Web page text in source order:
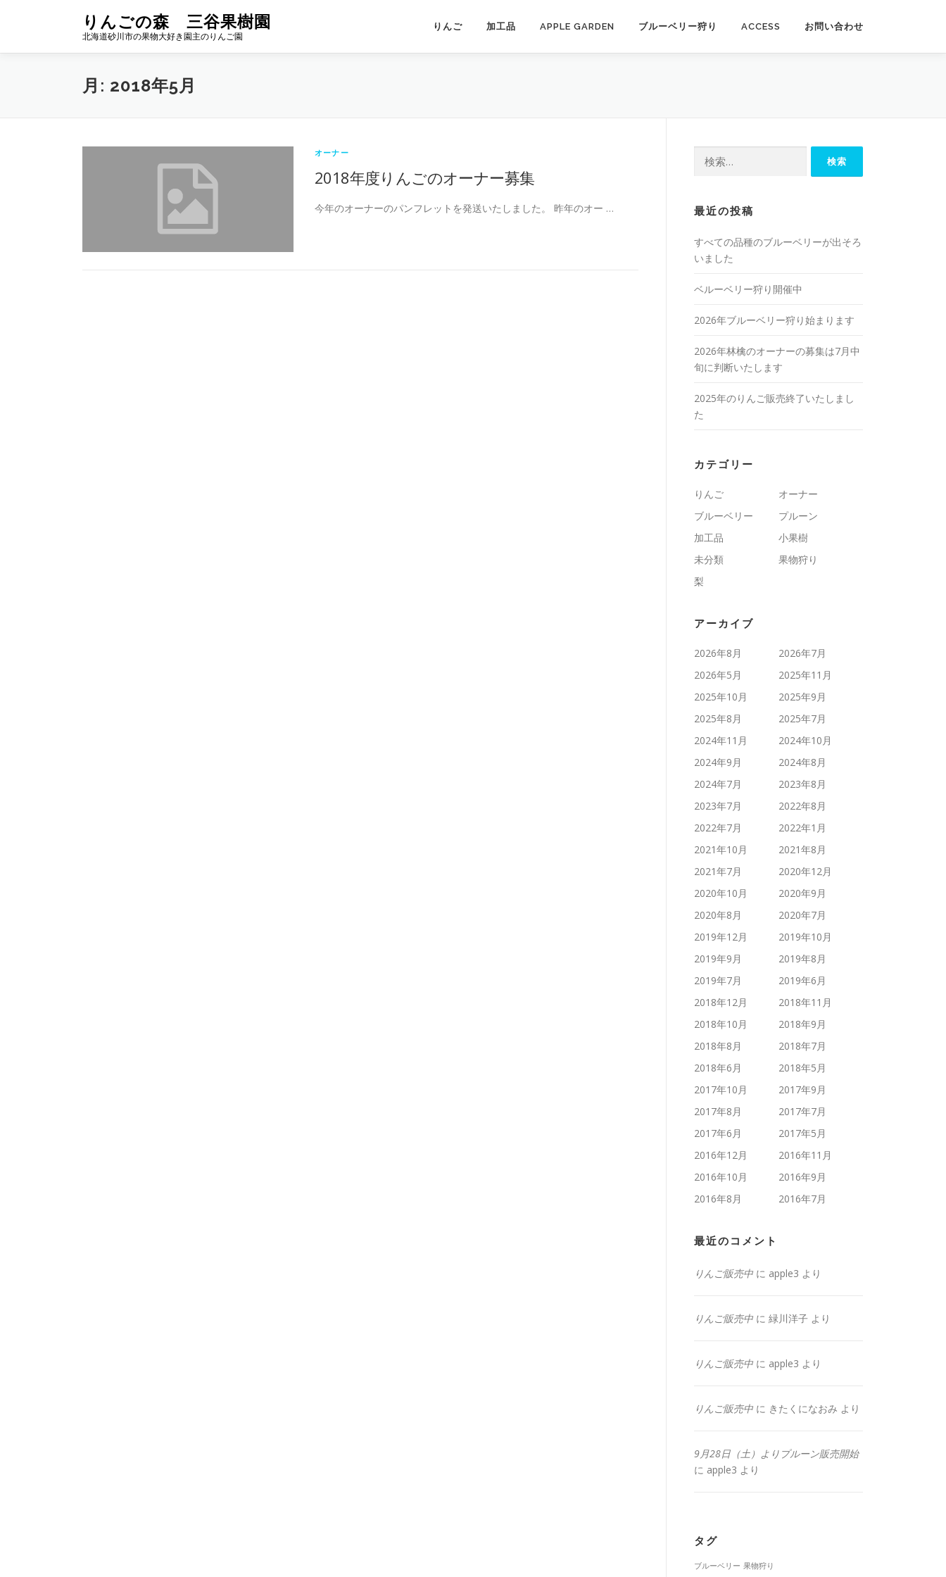
ン
りんごの森 三谷果樹園
北海道砂川市の果物大好き園主のりんご園
りんご 加工品 APPLE GARDEN ブルーベリー狩り ACCESS お問い合わせ
月: 2018年5月
オーナー
2018年度りんごのオーナー募集
今年のオーナーのパンフレットを発送いたしました。 昨年のオー … 最近の投稿
すべての品種のブルーベリーが出そろ
いました
ベルーベリー狩り開催中
2026年ブルーベリー狩り始まります
2026年林檎のオーナーの募集は7月中
旬に判断いたします
2025年のりんご販売終了いたしまし
た
カテゴリー
りんご
オーナー
ブルーベリー
プルーン
加工品
小果樹
未分類
果物狩り
梨
アーカイブ
2026年8月
2026年7月
2026年5月
2025年11月
2025年10月
2025年9月
2025年8月
2025年7月
2024年11月
2024年10月
2024年9月
2024年8月
2024年7月
2023年8月
2023年7月
2022年8月
2022年7月
2022年1月
2021年10月
2021年8月
2021年7月
2020年12月
2020年10月
2020年9月
2020年8月
2020年7月
2019年12月
2019年10月
2019年9月
2019年8月
2019年7月
2019年6月
2018年12月
2018年11月
2018年10月
2018年9月
2018年8月
2018年7月
2018年6月
2018年5月
2017年10月
2017年9月
2017年8月
2017年7月
2017年6月
2017年5月
2016年12月
2016年11月
2016年10月
2016年9月
2016年8月
2016年7月
最近のコメント
りんご販売中 に apple3 より
りんご販売中 に 緑川洋子 より
りんご販売中 に apple3 より
りんご販売中 に きたくになおみ より
9月28日（土）よりプルーン販売開始
に apple3 より
タグ
ブルーベリー 果物狩り